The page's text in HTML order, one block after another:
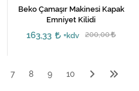
Beko Çamaşır Makinesi Kapak
Emniyet Kilidi
163,33 +kdv 200,00
7 8 9 10